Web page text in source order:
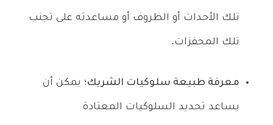
تلك الأحداث أو الظروف أو مساعدته على تجنب
تلك المحفزات.
معرفة طبيعة سلوكيات الشريك؛ يمكن أن
يساعد تحديد السلوكيات المعتادة